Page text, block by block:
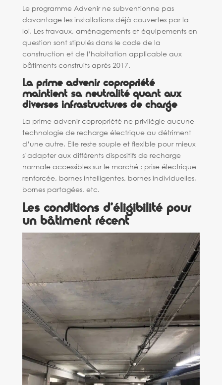
Le programme Advenir ne subventionne pas
davantage les installations déjà couvertes par la
loi. Les travaux, aménagements et équipements en
question sont stipulés dans le code de la
construction et de l’habitation applicable aux
bâtiments construits après 2017.
La prime advenir copropriété
maintient sa neutralité quant aux
diverses infrastructures de charge
La prime advenir copropriété ne privilégie aucune
technologie de recharge électrique au détriment
d’une autre. Elle reste souple et flexible pour mieux
s’adapter aux différents dispositifs de recharge
normale accessibles sur le marché : prise électrique
renforcée, bornes intelligentes, bornes individuelles,
bornes partagées, etc.
Les conditions d’éligibilité pour
un bâtiment récent